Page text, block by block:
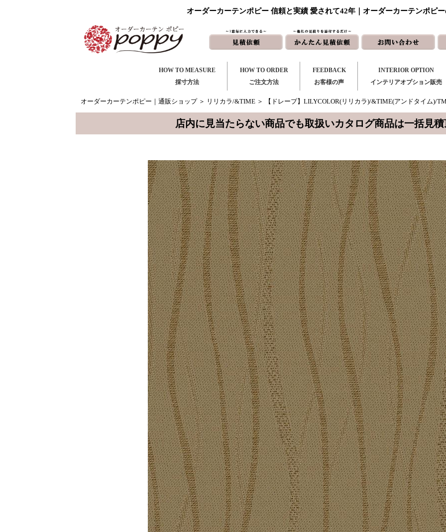
オーダーカーテンポピー 信頼と実績 愛されて42年｜オーダーカーテンポピ
HOW TO MEASURE
採寸方法
HOW TO ORDER
ご注文方法
FEEDBACK
お客様の声
INTERIOR OPTION
インテリアオプション販売
オーダーカーテンポピー｜通販ショップ＞ リリカラ/&TIME ＞ 【ドレープ】LILYCOLOR(リリカラ)/&TIME(アンドタイム)/
店内に見当たらない商品でも取扱いカタログ商品は一括見